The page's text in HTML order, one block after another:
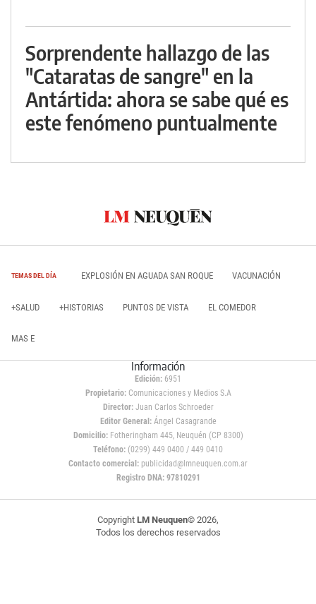
Sorprendente hallazgo de las
"Cataratas de sangre" en la
Antártida: ahora se sabe qué es
este fenómeno puntualmente
TEMAS DEL DÍA EXPLOSIÓN EN AGUADA SAN ROQUE VACUNACIÓN
+SALUD +HISTORIAS PUNTOS DE VISTA EL COMEDOR
MAS E
Información
Edición: 6951
Propietario:Comunicaciones y Medios S.A
Director: Juan Carlos Schroeder
Editor General:Ángel Casagrande
Domicilio:Fotheringham 445, Neuquén (CP 8300)
Teléfono: (0299) 449 0400 / 449 0410
Contacto comercial: publicidad@lmneuquen.com.ar
Registro DNA: 97810291
Copyright LM Neuquen© 2026,
Todos los derechos reservados